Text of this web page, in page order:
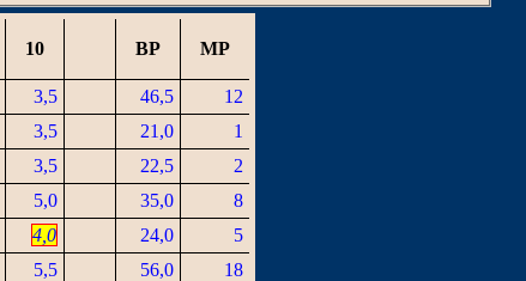
10 BP MP
3,5 46,5
12
3,5 21,0
1
3,5 22,5
2
5,0 35,0
8
4,0 24,0
5
5,5 56,0
18